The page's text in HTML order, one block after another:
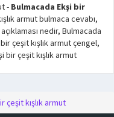
- Bulmacada Ekşi bir
armut bulmaca cevabı,
nedir, Bulmacada
çeşit kışlık armut çengel,
bir çeşit kışlık armut
çeşit kışlık armut